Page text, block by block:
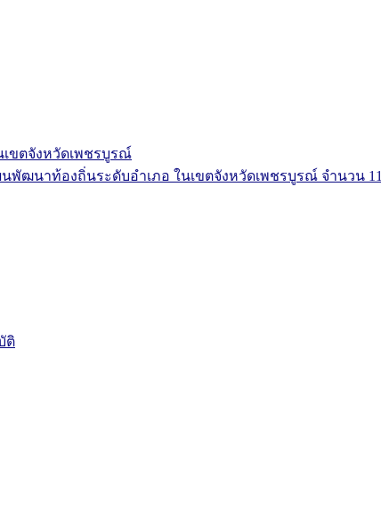
ขตจังหวัดเพชรบูรณ์
ฒนาท้องถิ่นระดับอำเภอ ในเขตจังหวัดเพชรบูรณ์ จำนวน
ติ